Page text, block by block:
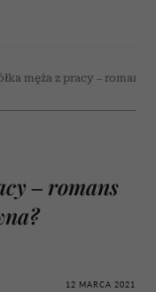
męża z pracy – romans
– romans
12 MARCA 2021